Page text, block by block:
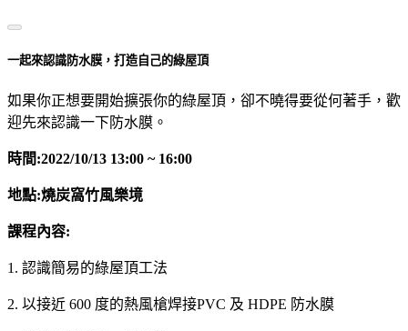
一起來認識防水膜，打造自己的綠屋頂
如果你正想要開始擴張你的綠屋頂，卻不曉得要從何著手，歡
迎先來認識一下防水膜。
時間:2022/10/13 13:00 ~ 16:00
地點:燒炭窩竹風樂境
課程內容:
1. 認識簡易的綠屋頂工法
2. 以接近 600 度的熱風槍焊接PVC 及 HDPE 防水膜